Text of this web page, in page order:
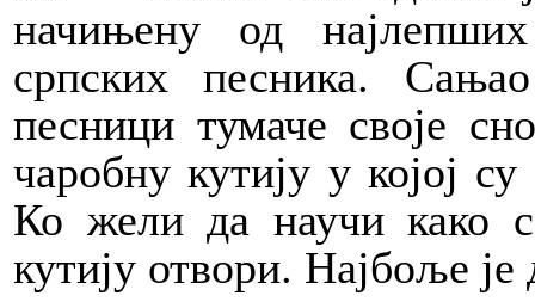
начињену од
српских песника.
песници тумаче своје
чаробну кутију у којој
Ко жели да научи како
кутију отвори. Најбоље